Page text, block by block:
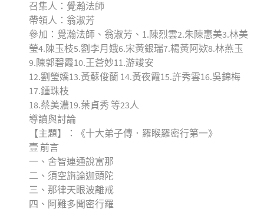
召集人：覺瀚法師
帶領人：翁淑芳
參加：覺瀚法師、翁淑芳、1.陳烈雲2.朱陳惠美3.林美
瑩4.陳玉枝5.劉李月娥6.宋黃銀瑞7.楊黃阿欵8.林燕玉
9.陳郭碧霞10.王蒼妙11.游竣安
12.劉瑩嬌13.黃蘇俊蘭 14.黃夜霞15.許秀雲16.吳錦梅
17.鍾珠枝
18.蔡美濃19.葉貞秀 等23人
導讀與討論
【主題】：《十大弟子傳．羅睺羅密行第一》
壹 前言
一、舍智連通說富那
二、須空旃論迦頭陀
三、那律天眼波離戒
四、阿難多聞密行羅